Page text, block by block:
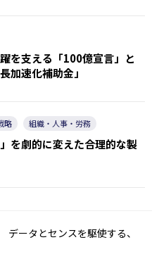
を支える「100億宣言」と
加速化補助金」
略 組織・人事・労務
」を劇的に変えた合理的な製
ータとセンスを駆使する、